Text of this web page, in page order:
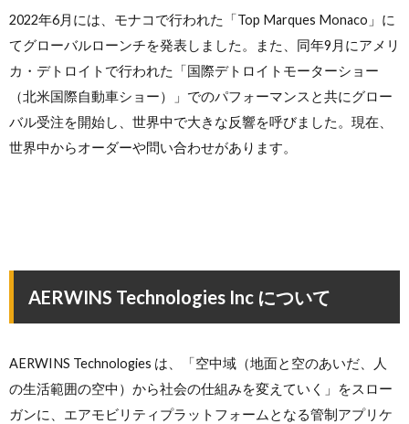
2022年6月には、モナコで行われた「Top Marques Monaco」に
てグローバルローンチを発表しました。また、同年9月にアメリ
カ・デトロイトで行われた「国際デトロイトモーターショー
（北米国際自動車ショー）」でのパフォーマンスと共にグロー
バル受注を開始し、世界中で大きな反響を呼びました。現在、
世界中からオーダーや問い合わせがあります。
AERWINS Technologies Inc について
AERWINS Technologies は、「空中域（地面と空のあいだ、人
の生活範囲の空中）から社会の仕組みを変えていく」をスロー
ガンに、エアモビリティプラットフォームとなる管制アプリケ